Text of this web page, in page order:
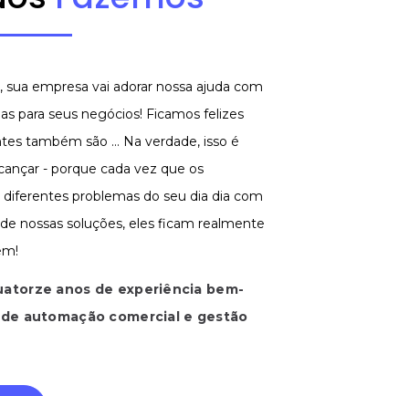
empresa vai adorar nossa ajuda com
para seus negócios! Ficamos felizes
também são ... Na verdade, isso é
- porque cada vez que os
problemas do seu dia dia com
nossas soluções, eles ficam realmente
anos de experiência bem-
automação comercial e gestão